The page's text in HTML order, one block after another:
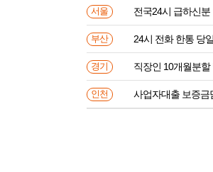
서울 전국24시 급하신
부산 24시 전화 한통 당
경기 직장인 10개월분
인천 사업자대출 보증금